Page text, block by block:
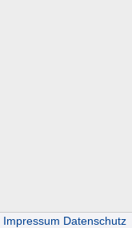
Impressum Datenschutz